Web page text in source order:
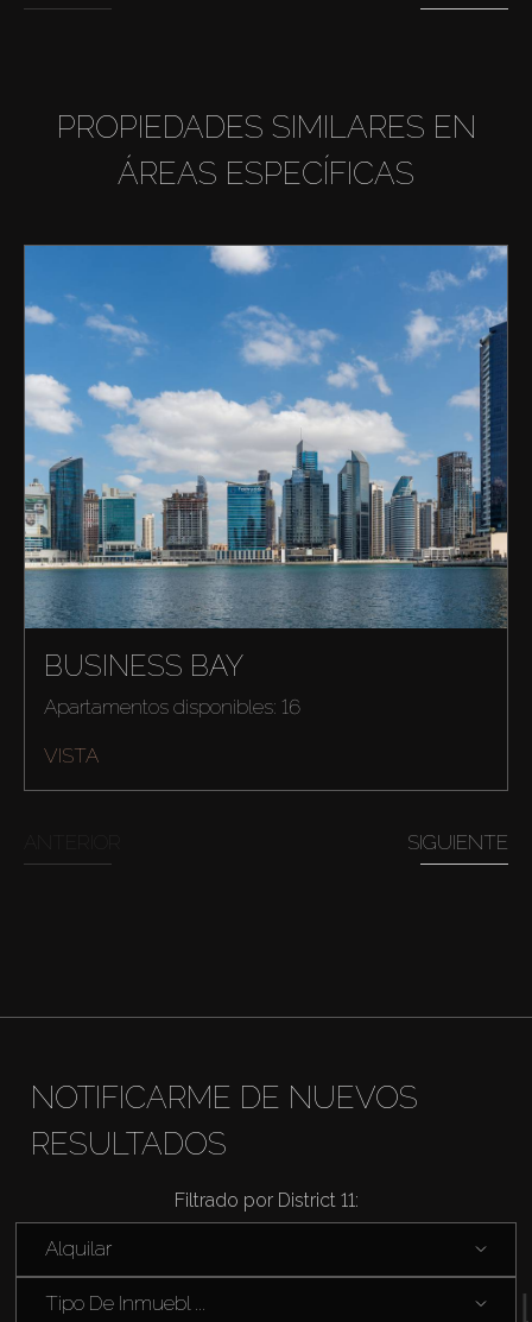
Alquilar
PROPIEDADES SIMILARES EN
ÁREAS ESPECÍFICAS
BUSINESS BAY
Apartamentos disponibles: 16
VISTA
SIGUIENTE
NOTIFICARME DE NUEVOS
RESULTADOS
Filtrado por District 11:
Alquilar
Tipo De Inmuebl ...